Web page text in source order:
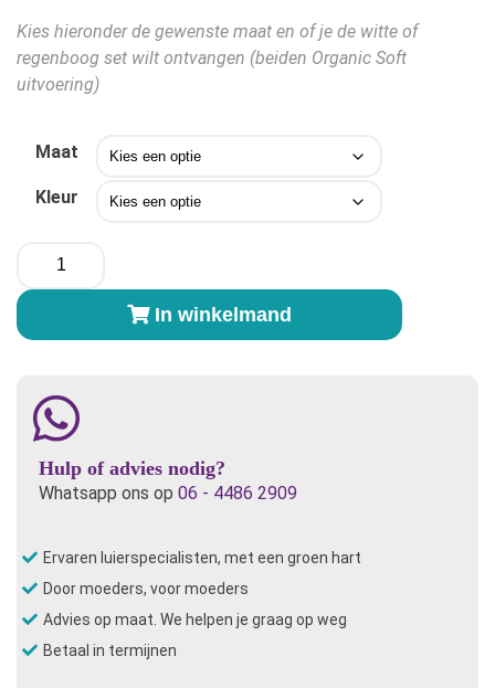
Kies hieronder de gewenste maat en of je de witte of
regenboog set wilt ontvangen (beiden Organic Soft
uitvoering)
Maat
Kleur
Popolini
voordeelpakket
-
In winkelmand
Hulp of advies nodig?
Whatsapp ons op 06 - 4486 2909
Ervaren luierspecialisten, met een groen hart
Door moeders, voor moeders
Advies op maat. We helpen je graag op weg
Betaal in termijnen